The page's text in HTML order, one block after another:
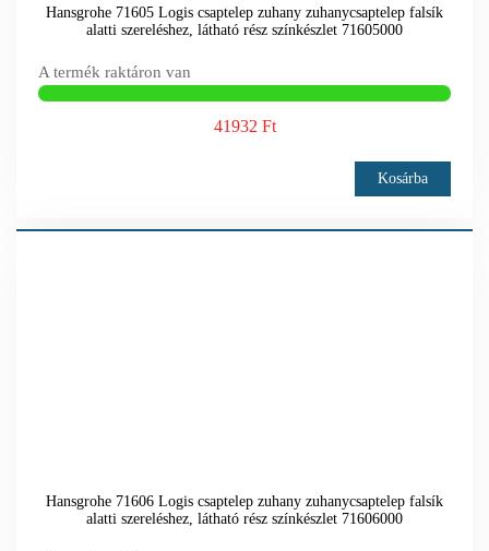
Hansgrohe 71605 Logis csaptelep zuhany zuhanycsaptelep falsík
alatti szereléshez, látható rész színkészlet 71605000
A termék raktáron van
41932 Ft
Kosárba
Hansgrohe 71606 Logis csaptelep zuhany zuhanycsaptelep falsík
alatti szereléshez, látható rész színkészlet 71606000